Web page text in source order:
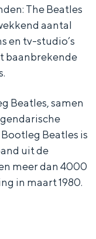
The Beatles
aantal
en tv-studio’s
baanbrekende
Beatles, samen
Beatles is
uit de
meer dan 4000
in maart 1980.